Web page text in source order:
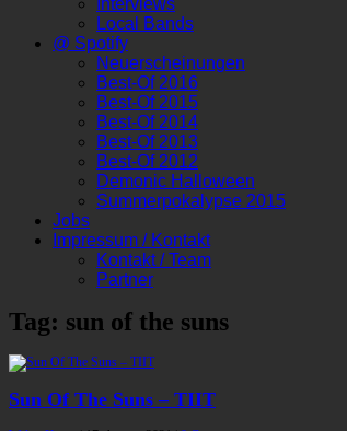
Interviews
Local Bands
@ Spotify
Neuerscheinungen
Best-Of 2016
Best-Of 2015
Best-Of 2014
Best-Of 2013
Best-Of 2012
Demonic Halloween
Summerpokalypse 2015
Jobs
Impressum / Kontakt
Kontakt / Team
Partner
Tag: sun of the suns
Sun Of The Suns – TIIT